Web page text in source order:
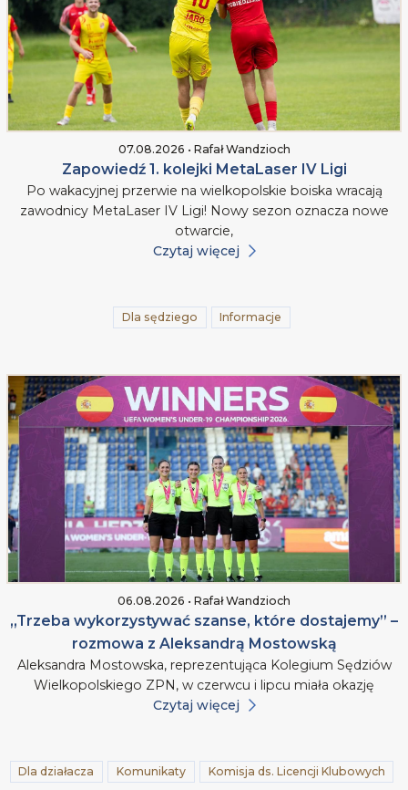
07.08.2026 • Rafał Wandzioch
Zapowiedź 1. kolejki MetaLaser IV Ligi
Po wakacyjnej przerwie na wielkopolskie boiska wracają
zawodnicy MetaLaser IV Ligi! Nowy sezon oznacza nowe
otwarcie,
Czytaj więcej
Dla sędziego Informacje
06.08.2026 • Rafał Wandzioch
„Trzeba wykorzystywać szanse, które dostajemy” –
rozmowa z Aleksandrą Mostowską
Aleksandra Mostowska, reprezentująca Kolegium Sędziów
Wielkopolskiego ZPN, w czerwcu i lipcu miała okazję
Czytaj więcej
Dla działacza Komunikaty Komisja ds. Licencji Klubowych